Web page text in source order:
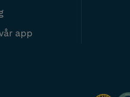
app